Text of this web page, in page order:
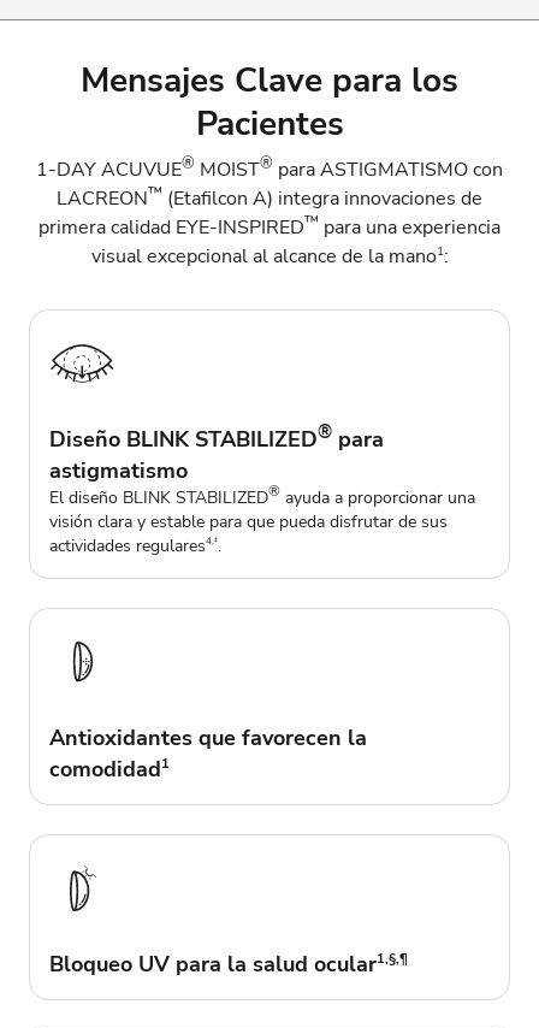
Mensajes Clave para los
Pacientes
1-DAY ACUVUE® MOIST® para ASTIGMATISMO con
LACREON™ (Etafilcon A) integra innovaciones de
primera calidad EYE-INSPIRED™ para una experiencia
visual excepcional al alcance de la mano1:
Diseño BLINK STABILIZED® para
astigmatismo
El diseño BLINK STABILIZED® ayuda a proporcionar una
visión clara y estable para que pueda disfrutar de sus
actividades regulares4,‡.
Antioxidantes que favorecen la
comodidad1
Bloqueo UV para la salud ocular1,§,¶